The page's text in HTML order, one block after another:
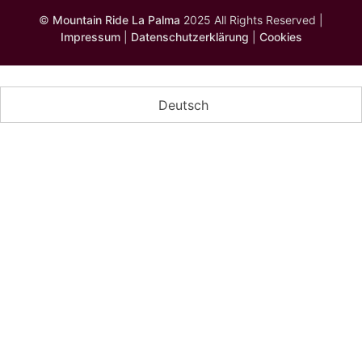
© Mountain Ride La Palma 2025 All Rights Reserved |
Impressum| Datenschutzerklärung Cookies
Deutsch